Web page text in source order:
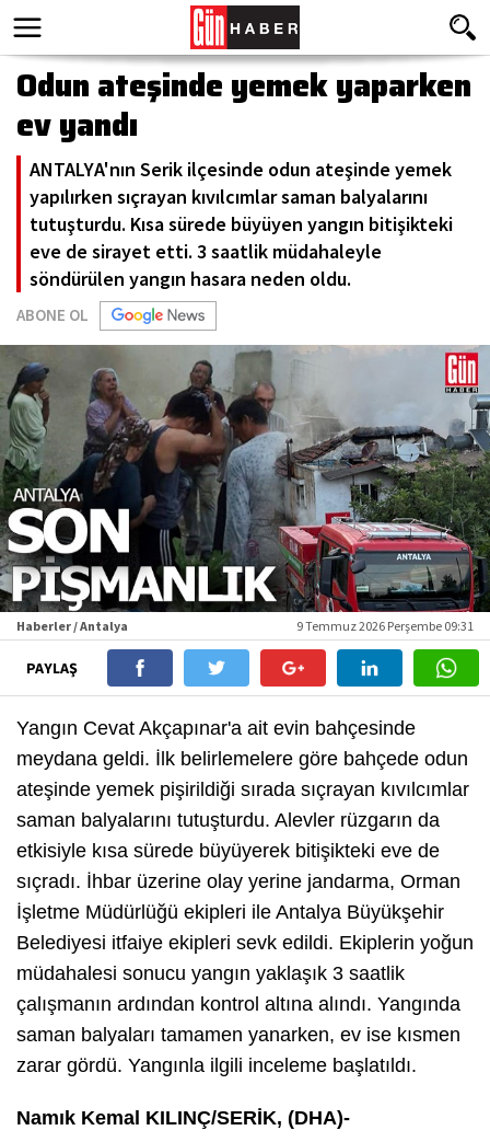
Odun ateşinde yemek yaparken
ev yandı
ANTALYA'nın Serik ilçesinde odun ateşinde yemek
yapılırken sıçrayan kıvılcımlar saman balyalarını
tutuşturdu. Kısa sürede büyüyen yangın bitişikteki
eve de sirayet etti. 3 saatlik müdahaleyle
söndürülen yangın hasara neden oldu.
ABONE OL
Haberler / Antalya 9 Temmuz 2026 Perşembe 09:31
PAYLAŞ
Yangın Cevat Akçapınar'a ait evin bahçesinde
meydana geldi. İlk belirlemelere göre bahçede odun
ateşinde yemek pişirildiği sırada sıçrayan kıvılcımlar
saman balyalarını tutuşturdu. Alevler rüzgarın da
etkisiyle kısa sürede büyüyerek bitişikteki eve de
sıçradı. İhbar üzerine olay yerine jandarma, Orman
İşletme Müdürlüğü ekipleri ile Antalya Büyükşehir
Belediyesi itfaiye ekipleri sevk edildi. Ekiplerin yoğun
müdahalesi sonucu yangın yaklaşık 3 saatlik
çalışmanın ardından kontrol altına alındı. Yangında
saman balyaları tamamen yanarken, ev ise kısmen
zarar gördü. Yangınla ilgili inceleme başlatıldı.
Namık Kemal KILINÇ/SERİK, (DHA)-